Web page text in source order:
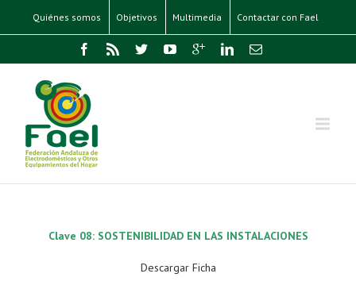
Quiénes somos Objetivos Multimedia Contactar con Fael
Clave 08: SOSTENIBILIDAD EN LAS INSTALACIONES
Descargar Ficha